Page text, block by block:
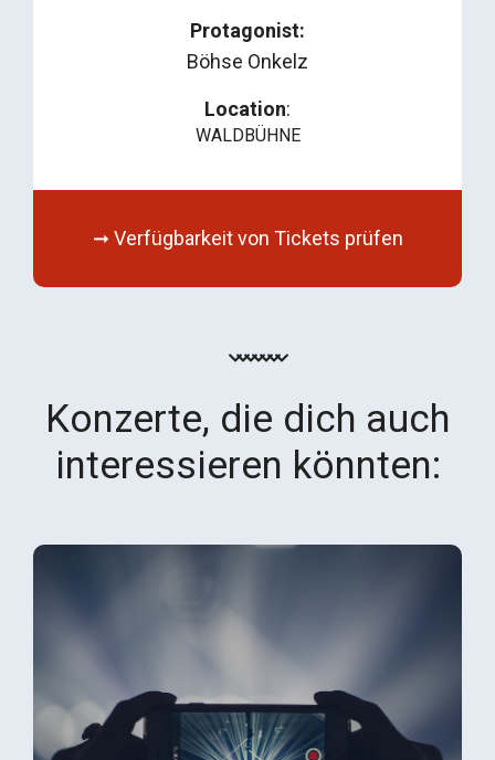
Protagonist:
Böhse Onkelz
Location:
WALDBÜHNE
➞ Verfügbarkeit von Tickets prüfen
Konzerte, die dich auch
interessieren könnten: